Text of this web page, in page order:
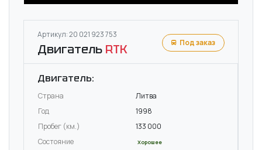
Артикул: 20 021 923 753
Двигатель RTK Под заказ
Двигатель:
Страна
Литва
Год
1998
Пробег (км.)
133 000
Состояние
Хорошее